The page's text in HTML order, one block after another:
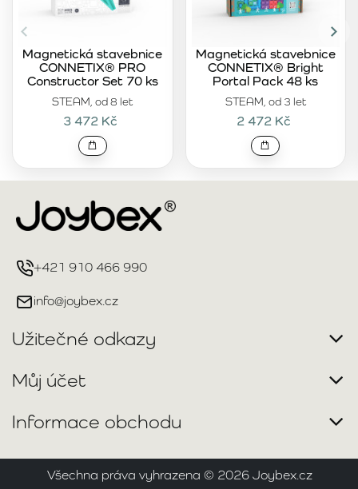
STEAM, od 8 let
Magnetická stavebnice
CONNETIX® PRO
Constructor Set 70 ks
3 472 Kč
STEAM, od 3 let
Magnetická stavebnice
CONNETIX® Bright
Portal Pack 48 ks
2 472 Kč
+421 910 466 990
info@joybex.cz
Užitečné odkazy
Můj účet
Informace obchodu
Všechna práva vyhrazena © 2026Joybex.cz